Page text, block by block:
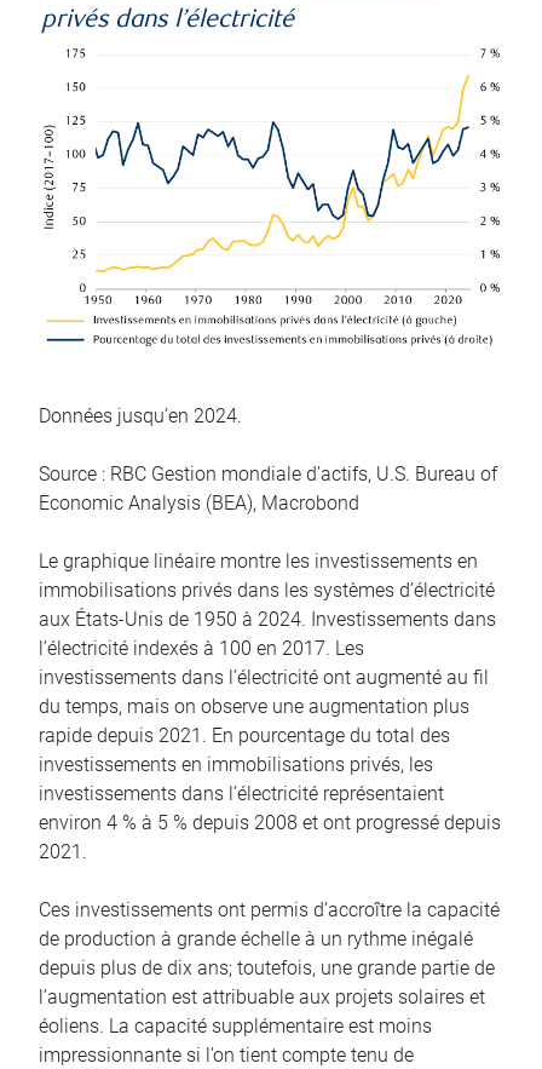
privés dans l’électricité
Données jusqu’en 2024.
Source : RBC Gestion mondiale d’actifs, U.S. Bureau of
Economic Analysis (BEA), Macrobond
Le graphique linéaire montre les investissements en
immobilisations privés dans les systèmes d’électricité
aux États-Unis de 1950 à 2024. Investissements dans
l’électricité indexés à 100 en 2017. Les
investissements dans l’électricité ont augmenté au fil
du temps, mais on observe une augmentation plus
rapide depuis 2021. En pourcentage du total des
investissements en immobilisations privés, les
investissements dans l’électricité représentaient
environ 4 % à 5 % depuis 2008 et ont progressé depuis
2021.
Ces investissements ont permis d’accroître la capacité
de production à grande échelle à un rythme inégalé
depuis plus de dix ans; toutefois, une grande partie de
l’augmentation est attribuable aux projets solaires et
éoliens. La capacité supplémentaire est moins
impressionnante si l’on tient compte tenu de